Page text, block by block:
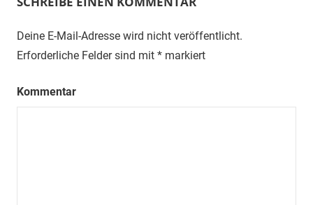
Deine E-Mail-Adresse wird nicht veröffentlicht.
Erforderliche Felder sind mit * markiert
Kommentar